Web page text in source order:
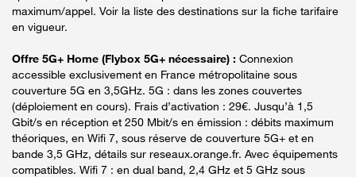
maximum/appel. Voir la liste des destinations sur la fiche tarifaire
en vigueur.
Offre 5G+ Home (Flybox 5G+ nécessaire) : Connexion
accessible exclusivement en France métropolitaine sous
couverture 5G en 3,5GHz. 5G : dans les zones couvertes
(déploiement en cours). Frais d’activation : 29€. Jusqu’à 1,5
Gbit/s en réception et 250 Mbit/s en émission : débits maximum
théoriques, en Wifi 7, sous réserve de couverture 5G+ et en
bande 3,5 GHz, détails sur reseaux.orange.fr. Avec équipements
compatibles. Wifi 7 : en dual band, 2,4 GHz et 5 GHz sous